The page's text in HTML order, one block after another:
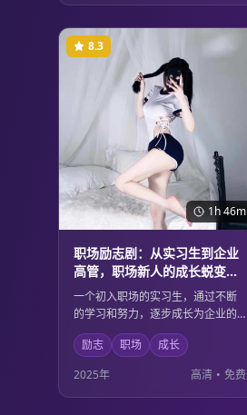
1h 46m
8.3
职场励志剧：从实习生到企业
高管，职场新人的成长蜕变与
人生智慧
一个初入职场的实习生，通过不断
的学习和努力，逐步成长为企业的
高级管理人员。在这个过程中，她
不仅掌握了专业技能，更重要的是
学会了如何在复杂的职场环境中保
持初心，积累了宝贵的人生智慧。
励志 职场
成长
2025年
高清 • 免费